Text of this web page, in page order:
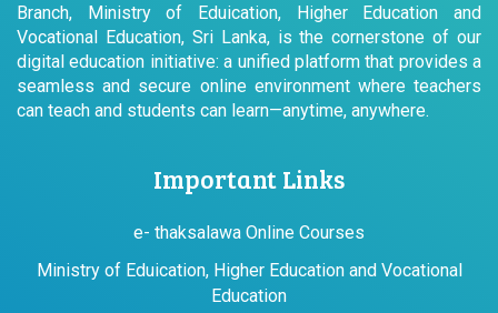
Branch, Ministry of Eduication, Higher Education and
Vocational Education, Sri Lanka, is the cornerstone of our
digital education initiative: a unified platform that provides a
seamless and secure online environment where teachers
can teach and students can learn—anytime, anywhere.
Important Links
e- thaksalawa Online Courses
Ministry of Eduication, Higher Education and Vocational
Education